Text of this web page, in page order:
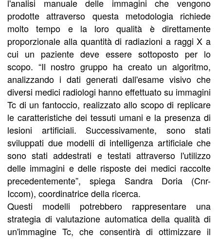
l'analisi manuale delle immagini che vengono
prodotte attraverso questa metodologia richiede
molto tempo e la loro qualità è direttamente
proporzionale alla quantità di radiazioni a raggi X a
cui un paziente deve essere sottoposto per lo
scopo. “Il nostro gruppo ha creato un algoritmo,
analizzando i dati generati dall'esame visivo che
diversi medici radiologi hanno effettuato su immagini
Tc di un fantoccio, realizzato allo scopo di replicare
le caratteristiche dei tessuti umani e la presenza di
lesioni artificiali. Successivamente, sono stati
sviluppati due modelli di intelligenza artificiale che
sono stati addestrati e testati attraverso l'utilizzo
delle immagini e delle risposte dei medici raccolte
precedentemente”, spiega Sandra Doria (Cnr-
Iccom), coordinatrice della ricerca.
Questi modelli potrebbero rappresentare una
strategia di valutazione automatica della qualità di
un'immagine Tc, che consentirà di ottimizzare il